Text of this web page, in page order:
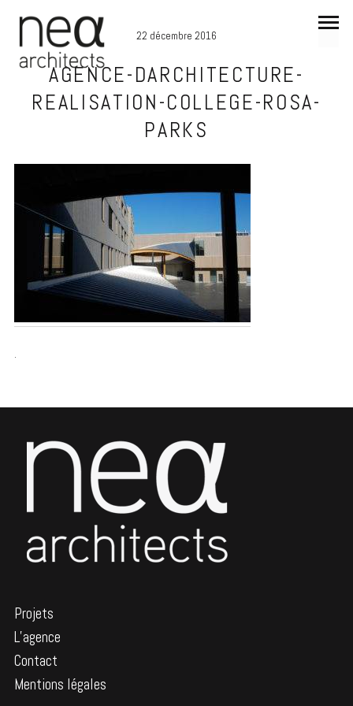
22 décembre 2016
AGENCE-DARCHITECTURE-
REALISATION-COLLEGE-ROSA-
PARKS
.
Projets
L’agence
Contact
Mentions légales